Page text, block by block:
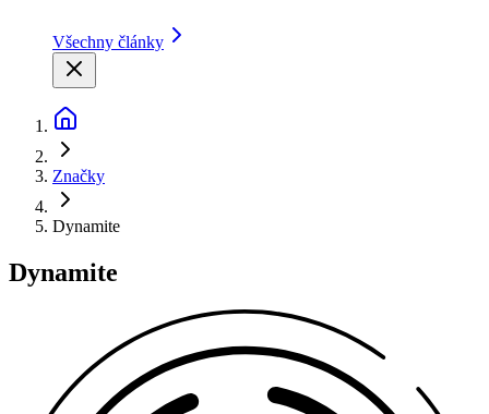
Všechny články
Značky
Dynamite
Dynamite